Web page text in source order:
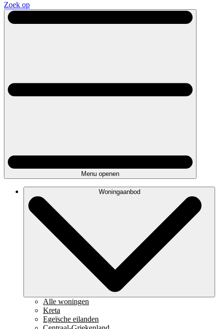
Zoek op
Menu openen
Woningaanbod
Alle woningen
Kreta
Egeïsche eilanden